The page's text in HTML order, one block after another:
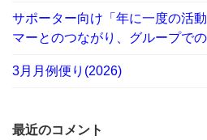
サポーター向け「年に一度の活
マーとのつながり、グループで
3月月例便り(2026)
最近のコメント